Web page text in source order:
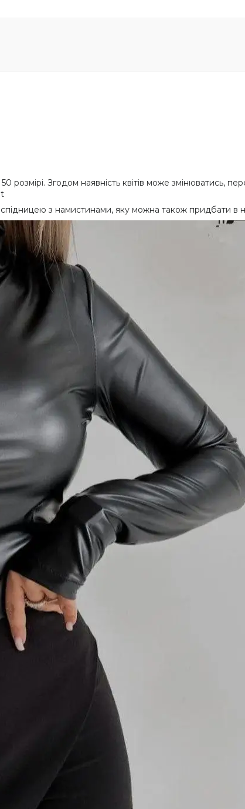
Згодом наявність квітів може змінюватись,
з намистинами, яку можна також придбати в